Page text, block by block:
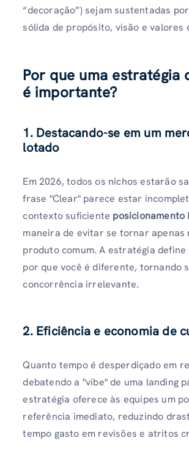
“decoração”) sejam sustentadas
sólida de propósito, visão e valores
Por que uma estratégia
é importante?
1. Destacando-se em um
lotado
Em 2026, todos os nichos estarão
frase "Clear" parece estar
contexto suficiente posicionamento
maneira de evitar se tornar apenas
produto comum. A estratégia
por que você é diferente, tornando
concorrência irrelevante.
2. Eficiência e economia de
Quanto tempo é desperdiçado em
debatendo a "vibe" de uma landing
estratégia oferece às equipes um
referência imediato, reduzindo
tempo gasto em revisões e atritos